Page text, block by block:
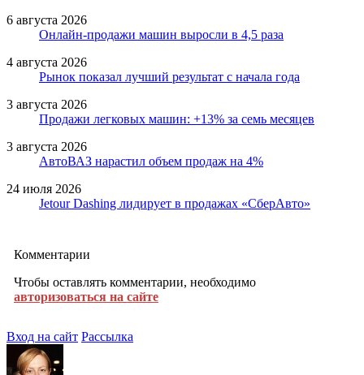
6 августа 2026
Онлайн-продажи машин выросли в 4,5 раза
4 августа 2026
Рынок показал лучший результат с начала года
3 августа 2026
Продажи легковых машин: +13% за семь месяцев
3 августа 2026
АвтоВАЗ нарастил объем продаж на 4%
24 июля 2026
Jetour Dashing лидирует в продажах «СберАвто»
Комментарии
Чтобы оставлять комментарии, необходимо
авторизоваться на сайте
Вход на сайт Рассылка